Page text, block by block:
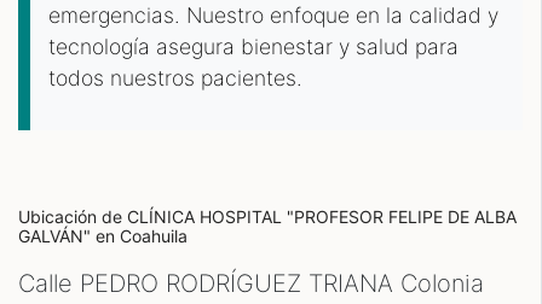
emergencias. Nuestro enfoque en la calidad y
tecnología asegura bienestar y salud para
todos nuestros pacientes.
Ubicación de CLÍNICA HOSPITAL "PROFESOR FELIPE DE ALBA
GALVÁN" en Coahuila
Calle PEDRO RODRÍGUEZ TRIANA Colonia